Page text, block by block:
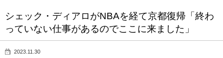
シェック・ディアロがNBAを経て京都復帰「終わ
っていない仕事があるのでここに来ました」
2023.11.30